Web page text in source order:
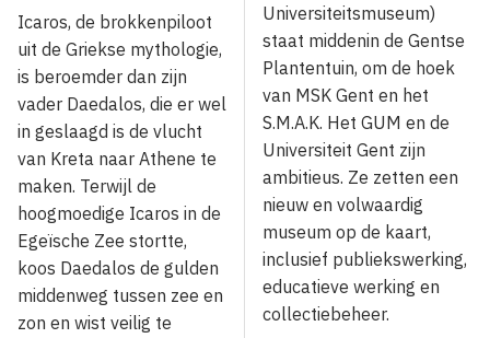
Icaros, de brokkenpiloot
uit de Griekse mythologie,
is beroemder dan zijn
vader Daedalos, die er wel
in geslaagd is de vlucht
van Kreta naar Athene te
maken. Terwijl de
hoogmoedige Icaros in de
Egeïsche Zee stortte,
koos Daedalos de gulden
middenweg tussen zee en
zon en wist veilig te
Universiteitsmuseum)
staat middenin de Gentse
Plantentuin, om de hoek
van MSK Gent en het
S.M.A.K. Het GUM en de
Universiteit Gent zijn
ambitieus. Ze zetten een
nieuw en volwaardig
museum op de kaart,
inclusief publiekswerking,
educatieve werking en
collectiebeheer.